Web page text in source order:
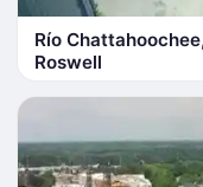
Río
Roswell